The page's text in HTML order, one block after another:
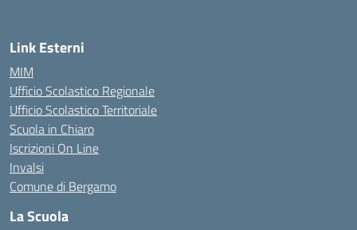
Link Esterni
MIM
Ufficio Scolastico Regionale
Ufficio Scolastico Territoriale
Scuola in Chiaro
Iscrizioni On Line
Invalsi
Comune di Bergamo
La Scuola